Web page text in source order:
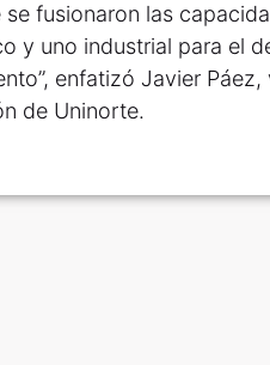
se fusionaron las
y uno industrial para el
enfatizó Javier
de Uninorte.